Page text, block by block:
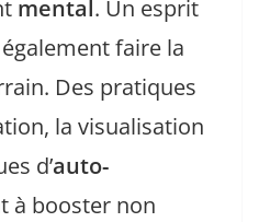
mental . Un esprit
faire la
Des pratiques
la visualisation
d’auto-
à booster non